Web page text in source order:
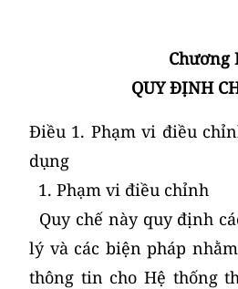
Chương
QUY ĐỊNH
Điều 1. Phạm vi điều
dụng
1. Phạm vi điều chỉnh
Quy chế này quy định
lý và các biện pháp
thông tin cho Hệ thống